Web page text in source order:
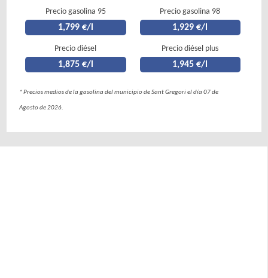
Precio gasolina 95
1,799 €/l
Precio gasolina 98
1,929 €/l
Precio diésel
1,875 €/l
Precio diésel plus
1,945 €/l
* Precios medios de la gasolina del municipio de Sant Gregori el día 07 de
Agosto de 2026.